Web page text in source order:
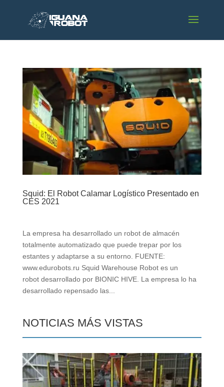
Squid: El Robot Calamar Logístico Presentado en
CES 2021
La empresa ha desarrollado un robot de almacén
totalmente automatizado que puede trepar por los
estantes y adaptarse a su entorno. FUENTE:
www.edurobots.ru Squid Warehouse Robot es un
robot desarrollado por BIONIC HIVE. La empresa lo ha
desarrollado repensado las...
NOTICIAS MÁS VISTAS